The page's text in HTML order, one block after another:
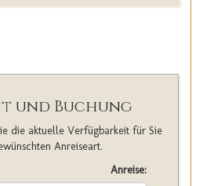
und Buchung
die aktuelle Verfügbarkeit für Sie
Anreiseart.
Anreise: